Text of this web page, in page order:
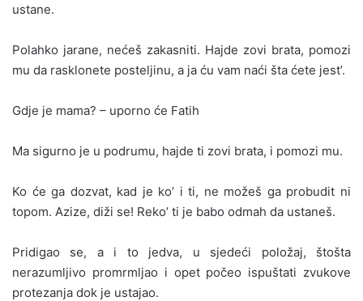
ustane.
Polahko jarane, nećeš zakasniti. Hajde zovi brata, pomozi
mu da rasklonete posteljinu, a ja ću vam naći šta ćete jest’.
Gdje je mama? – uporno će Fatih
Ma sigurno je u podrumu, hajde ti zovi brata, i pomozi mu.
Ko će ga dozvat, kad je ko’ i ti, ne možeš ga probudit ni
topom. Azize, diži se! Reko’ ti je babo odmah da ustaneš.
Pridigao se, a i to jedva, u sjedeći položaj, štošta
nerazumljivo promrmljao i opet počeo ispuštati zvukove
protezanja dok je ustajao.